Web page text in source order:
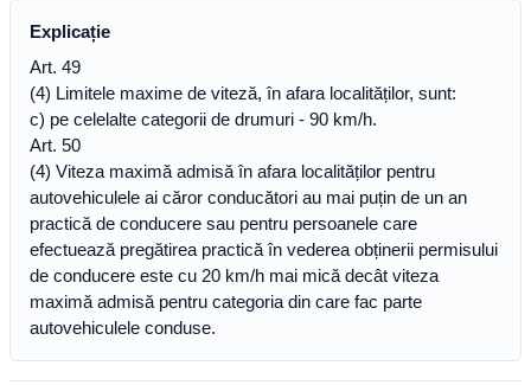
Explicație
Art. 49
(4) Limitele maxime de viteză, în afara localităților, sunt:
c) pe celelalte categorii de drumuri - 90 km/h.
Art. 50
(4) Viteza maximă admisă în afara localităților pentru
autovehiculele ai căror conducători au mai puțin de un an
practică de conducere sau pentru persoanele care
efectuează pregătirea practică în vederea obținerii permisului
de conducere este cu 20 km/h mai mică decât viteza
maximă admisă pentru categoria din care fac parte
autovehiculele conduse.